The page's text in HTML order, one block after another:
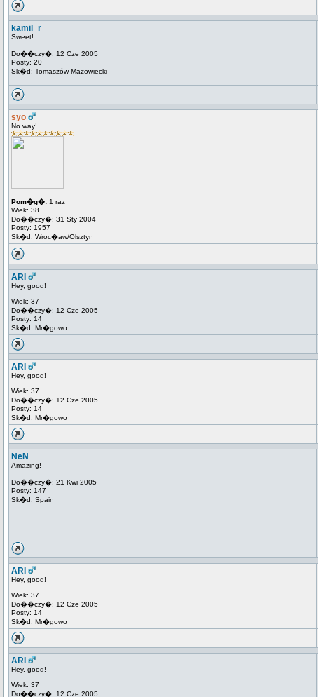
kamil_r
Sweet!
Do��czy�: 12 Cze 2005
Posty: 20
Sk�d: Tomaszów Mazowiecki
syo
No way!
Pom�g�: 1 raz
Wiek: 38
Do��czy�: 31 Sty 2004
Posty: 1957
Sk�d: Wroc�aw/Olsztyn
ARI
Hey, good!
Wiek: 37
Do��czy�: 12 Cze 2005
Posty: 14
Sk�d: Mr�gowo
ARI
Hey, good!
Wiek: 37
Do��czy�: 12 Cze 2005
Posty: 14
Sk�d: Mr�gowo
NeN
Amazing!
Do��czy�: 21 Kwi 2005
Posty: 147
Sk�d: Spain
ARI
Hey, good!
Wiek: 37
Do��czy�: 12 Cze 2005
Posty: 14
Sk�d: Mr�gowo
ARI
Hey, good!
Wiek: 37
Do��czy�: 12 Cze 2005